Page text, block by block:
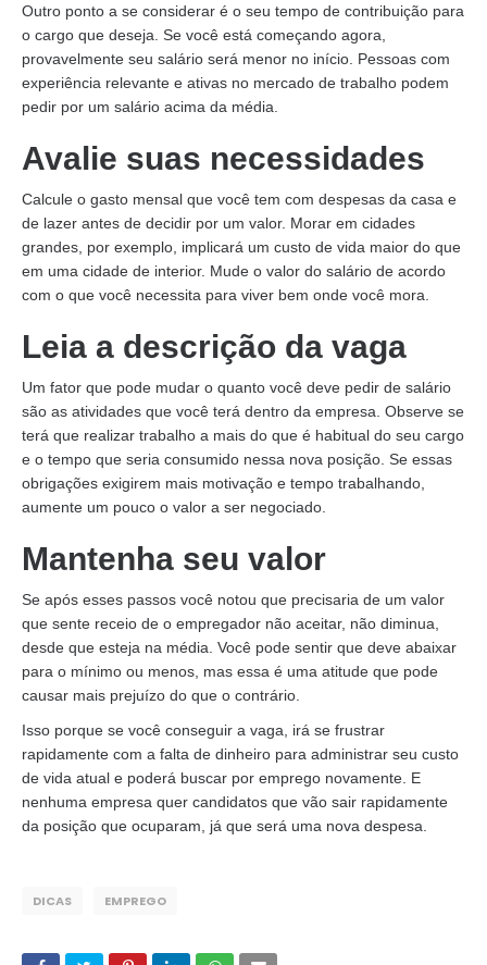
Outro ponto a se considerar é o seu tempo de contribuição para
o cargo que deseja. Se você está começando agora,
provavelmente seu salário será menor no início. Pessoas com
experiência relevante e ativas no mercado de trabalho podem
pedir por um salário acima da média.
Avalie suas necessidades
Calcule o gasto mensal que você tem com despesas da casa e
de lazer antes de decidir por um valor. Morar em cidades
grandes, por exemplo, implicará um custo de vida maior do que
em uma cidade de interior. Mude o valor do salário de acordo
com o que você necessita para viver bem onde você mora.
Leia a descrição da vaga
Um fator que pode mudar o quanto você deve pedir de salário
são as atividades que você terá dentro da empresa. Observe se
terá que realizar trabalho a mais do que é habitual do seu cargo
e o tempo que seria consumido nessa nova posição. Se essas
obrigações exigirem mais motivação e tempo trabalhando,
aumente um pouco o valor a ser negociado.
Mantenha seu valor
Se após esses passos você notou que precisaria de um valor
que sente receio de o empregador não aceitar, não diminua,
desde que esteja na média. Você pode sentir que deve abaixar
para o mínimo ou menos, mas essa é uma atitude que pode
causar mais prejuízo do que o contrário.
Isso porque se você conseguir a vaga, irá se frustrar
rapidamente com a falta de dinheiro para administrar seu custo
de vida atual e poderá buscar por emprego novamente. E
nenhuma empresa quer candidatos que vão sair rapidamente
da posição que ocuparam, já que será uma nova despesa.
DICAS EMPREGO